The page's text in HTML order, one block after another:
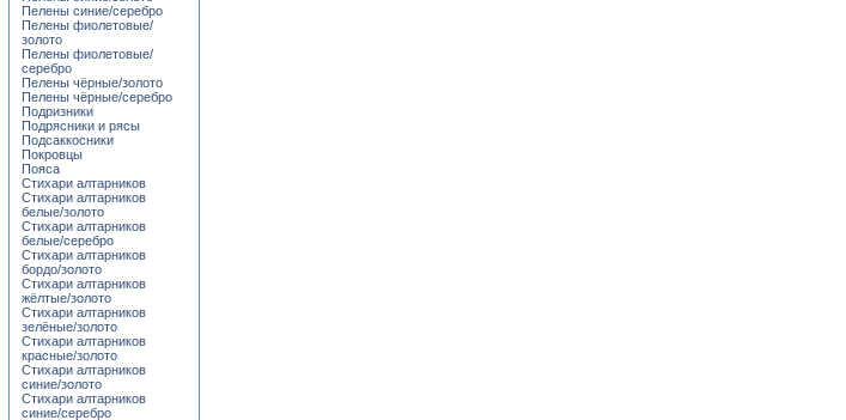
Пелены синие/серебро
Пелены фиолетовые/
золото
Пелены фиолетовые/
серебро
Пелены чёрные/золото
Пелены чёрные/серебро
Подризники
Подрясники и рясы
Подсаккосники
Покровцы
Пояса
Стихари алтарников
Стихари алтарников
белые/золото
Стихари алтарников
белые/серебро
Стихари алтарников
бордо/золото
Стихари алтарников
жёлтые/золото
Стихари алтарников
зелёные/золото
Стихари алтарников
красные/золото
Стихари алтарников
синие/золото
Стихари алтарников
синие/серебро